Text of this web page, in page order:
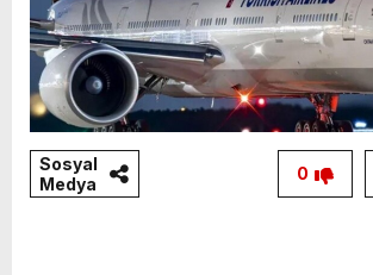
Sosyal
Medya
0